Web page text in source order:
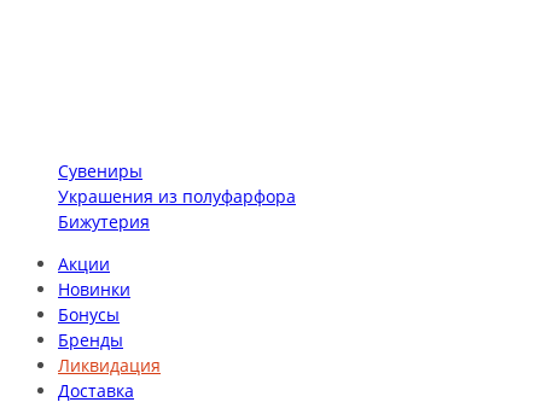
Сувениры
Украшения из полуфарфора
Бижутерия
Акции
Новинки
Бонусы
Бренды
Ликвидация
Доставка